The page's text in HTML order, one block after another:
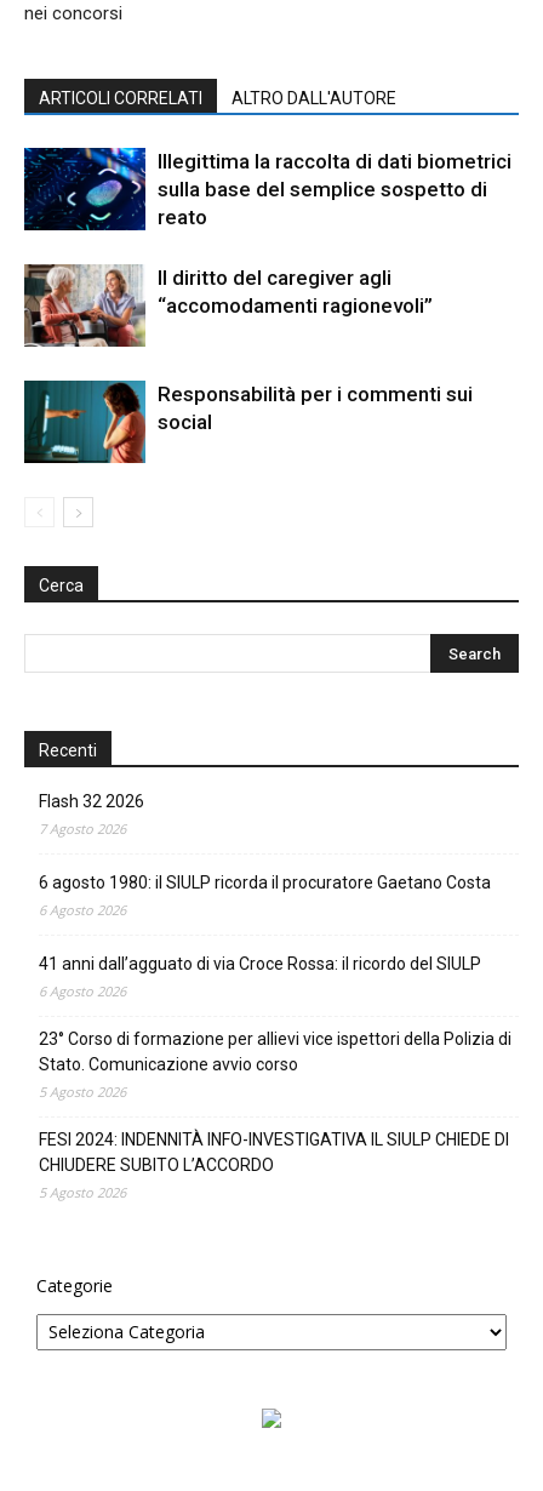
nei concorsi
ARTICOLI CORRELATI ALTRO DALL'AUTORE
Illegittima la raccolta di dati biometrici
sulla base del semplice sospetto di
reato
Il diritto del caregiver agli
“accomodamenti ragionevoli”
Responsabilità per i commenti sui
social
Cerca
Recenti
Flash 32 2026
7 Agosto 2026
6 agosto 1980: il SIULP ricorda il procuratore Gaetano Costa
6 Agosto 2026
41 anni dall’agguato di via Croce Rossa: il ricordo del SIULP
6 Agosto 2026
23° Corso di formazione per allievi vice ispettori della Polizia di
Stato. Comunicazione avvio corso
5 Agosto 2026
FESI 2024: INDENNITÀ INFO-INVESTIGATIVA IL SIULP CHIEDE DI
CHIUDERE SUBITO L’ACCORDO
5 Agosto 2026
Categorie